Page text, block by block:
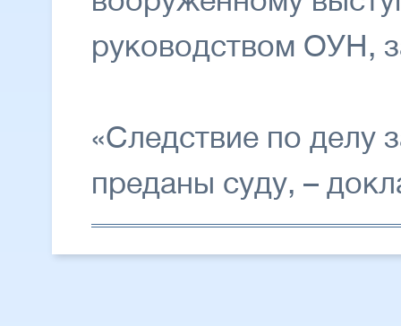
руководством ОУН,
«Следствие по делу
преданы суду, –